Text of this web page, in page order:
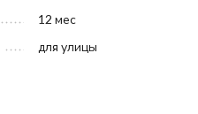
12 мес
для улицы